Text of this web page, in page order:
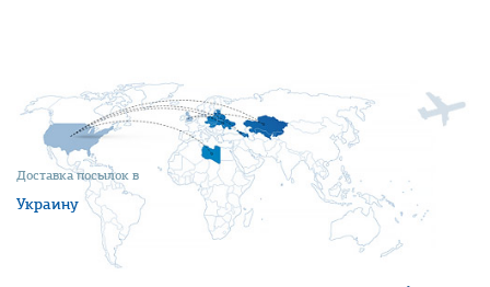
Доставка посылок в
Украину